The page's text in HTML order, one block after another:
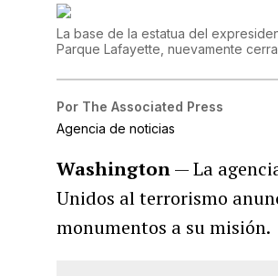
La base de la estatua del
Parque Lafayette, nuevamente
Por The Associated Press
Agencia de noticias
Washington— La
Unidos al terrorismo
monumentos a su misión.